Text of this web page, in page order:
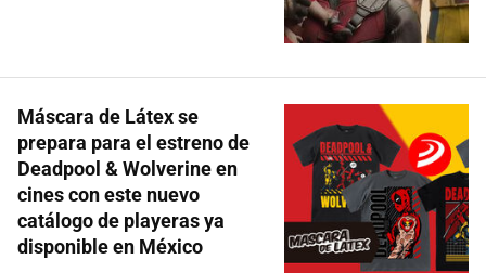
Máscara de Látex se
prepara para el estreno de
Deadpool & Wolverine en
cines con este nuevo
catálogo de playeras ya
disponible en México